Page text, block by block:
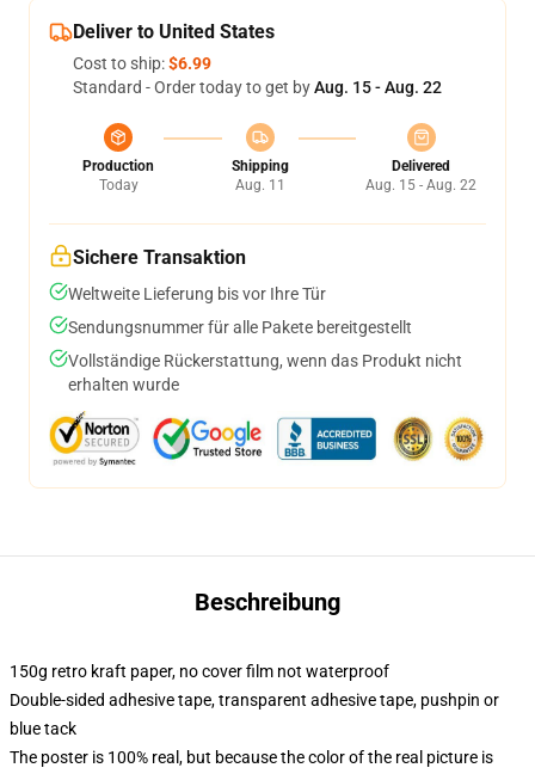
Deliver to United States
Cost to ship:$6.99
Standard - Order today to get byAug. 15 - Aug. 22
Production
Today
Shipping
Aug. 11
Delivered
Aug. 15 - Aug. 22
Sichere Transaktion
Weltweite Lieferung bis vor Ihre Tür
Sendungsnummer für alle Pakete bereitgestellt
Vollständige Rückerstattung, wenn das Produkt nicht
erhalten wurde
Beschreibung
150g retro kraft paper, no cover film not waterproof
Double-sided adhesive tape, transparent adhesive tape, pushpin or
blue tack
The poster is 100% real, but because the color of the real picture is